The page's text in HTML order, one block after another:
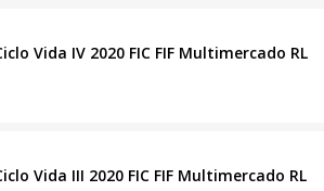
Vida IV 2020 FIC FIF Multimercado RL
Vida III 2020 FIC FIF Multimercado RL